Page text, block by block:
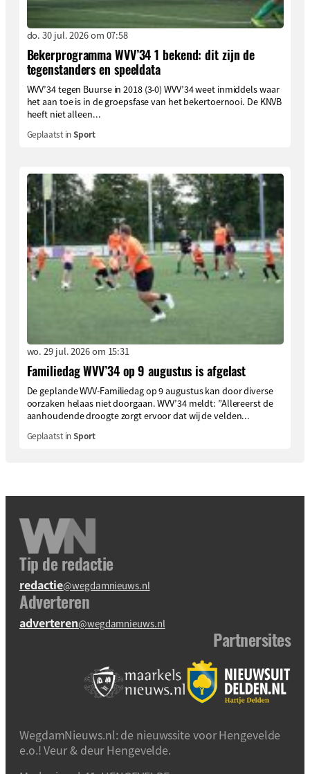
do. 30 jul. 2026 om 07:58
Bekerprogramma WVV’34 1 bekend: dit zijn de
tegenstanders en speeldata
WVV’34 tegen Buurse in 2018 (3-0) WVV’34 weet inmiddels waar
het aan toe is in de groepsfase van het bekertoernooi. De KNVB
heeft niet alleen...
Geplaatst inSport
wo. 29 jul. 2026 om 15:31
Familiedag WVV’34 op 9 augustus is afgelast
De geplande WVV-Familiedag op 9 augustus kan door diverse
oorzaken helaas niet doorgaan. WVV’34 meldt: ”Allereerst de
aanhoudende droogte zorgt ervoor dat wij de velden...
Geplaatst inSport
Tip de redactie
redactie@wegdamnieuws.nl
Adverteren
adverteren@wegdamnieuws.nl
Partnersites
WegdamNieuws.nl: de nieuwssite voor Hengevelde
e.o.! Veur & deur Hengevelde.